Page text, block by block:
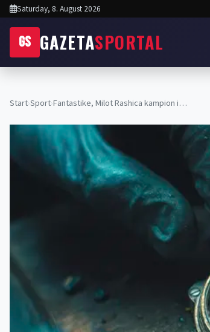
Saturday, 8. August 2026
GS GAZETASPORTAL
Start›Sport›Fantastike, Milot Rashica kampion i…